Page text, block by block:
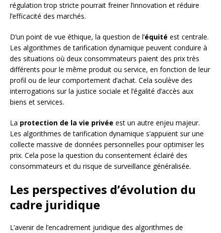
régulation trop stricte pourrait freiner l’innovation et réduire
l’efficacité des marchés.
D’un point de vue éthique, la question de l’équité est centrale.
Les algorithmes de tarification dynamique peuvent conduire à
des situations où deux consommateurs paient des prix très
différents pour le même produit ou service, en fonction de leur
profil ou de leur comportement d’achat. Cela soulève des
interrogations sur la justice sociale et l’égalité d’accès aux
biens et services.
La protection de la vie privée est un autre enjeu majeur.
Les algorithmes de tarification dynamique s’appuient sur une
collecte massive de données personnelles pour optimiser les
prix. Cela pose la question du consentement éclairé des
consommateurs et du risque de surveillance généralisée.
Les perspectives d’évolution du
cadre juridique
L’avenir de l’encadrement juridique des algorithmes de